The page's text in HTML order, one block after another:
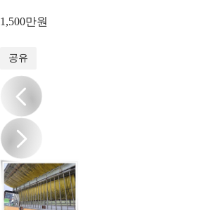
1,500만원
공유
/12